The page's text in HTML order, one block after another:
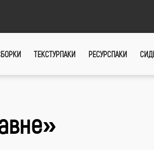
ТЕКСТУРПАКИ РЕСУРСПАКИ